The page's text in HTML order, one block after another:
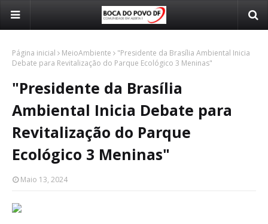
Página inicial MeioAmbiente
"Presidente da Brasília Ambiental Inicia
Debate para Revitalização do Parque Ecológico 3 Meninas"
"Presidente da Brasília
Ambiental Inicia Debate para
Revitalização do Parque
Ecológico 3 Meninas"
Maio 13, 2024